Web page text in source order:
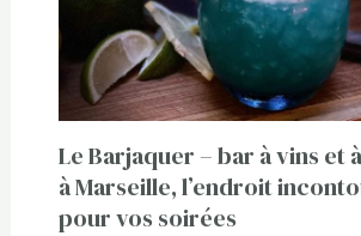
Le Barjaquer – bar à vins et
à Marseille, l’endroit
pour vos soirées